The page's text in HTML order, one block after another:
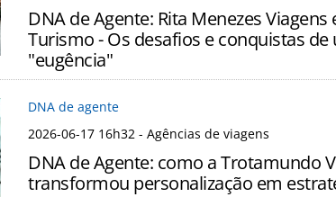
DNA de Agente: Rita Menezes Viagens
Turismo - Os desafios e conquistas de
"eugência"
DNA de agente
2026-06-17 16h32 - Agências de viagens
DNA de Agente: como a Trotamundo
transformou personalização em